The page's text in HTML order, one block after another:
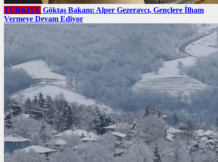
TÜRKIYE Göktaş Bakanı: Alper Gezeravcı, Gençlere İlham
Vermeye Devam Ediyor